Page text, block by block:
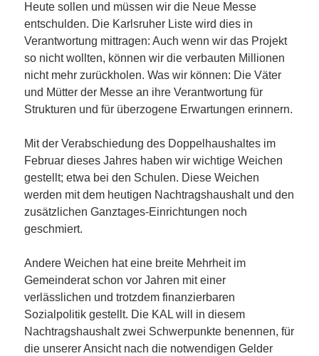
Heute sollen und müssen wir die Neue Messe
entschulden. Die Karlsruher Liste wird dies in
Verantwortung mittragen: Auch wenn wir das Projekt
so nicht wollten, können wir die verbauten Millionen
nicht mehr zurückholen. Was wir können: Die Väter
und Mütter der Messe an ihre Verantwortung für
Strukturen und für überzogene Erwartungen erinnern.
Mit der Verabschiedung des Doppelhaushaltes im
Februar dieses Jahres haben wir wichtige Weichen
gestellt; etwa bei den Schulen. Diese Weichen
werden mit dem heutigen Nachtragshaushalt und den
zusätzlichen Ganztages-Einrichtungen noch
geschmiert.
Andere Weichen hat eine breite Mehrheit im
Gemeinderat schon vor Jahren mit einer
verlässlichen und trotzdem finanzierbaren
Sozialpolitik gestellt. Die KAL will in diesem
Nachtragshaushalt zwei Schwerpunkte benennen, für
die unserer Ansicht nach die notwendigen Gelder